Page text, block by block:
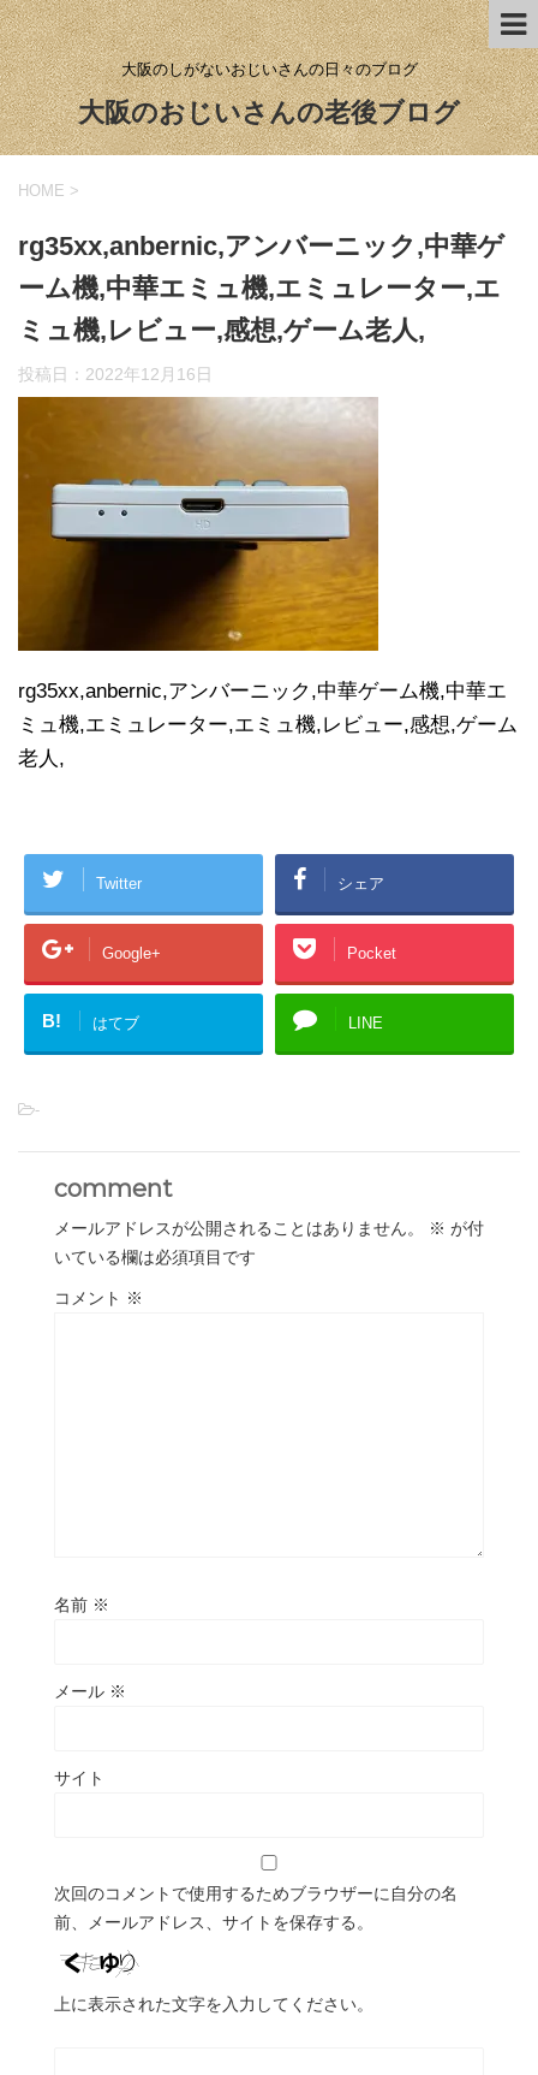
大阪のしがないおじいさんの日々のブログ
大阪のおじいさんの老後ブログ
HOME >
rg35xx,anbernic,アンバーニック,中華ゲ
ーム機,中華エミュ機,エミュレーター,エ
ミュ機,レビュー,感想,ゲーム老人,
投稿日： 2022年12月16日
rg35xx,anbernic,アンバーニック,中華ゲーム機,中華エ
ミュ機,エミュレーター,エミュ機,レビュー,感想,ゲーム
老人,
Twitter シェア
Google+ Pocket
B! はてブ LINE
-
comment
メールアドレスが公開されることはありません。 ※ が付
いている欄は必須項目です
コメント ※
名前 ※
メール ※
サイト
次回のコメントで使用するためブラウザーに自分の名
前、メールアドレス、サイトを保存する。
上に表示された文字を入力してください。